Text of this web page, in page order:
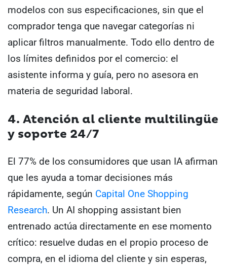
modelos con sus especificaciones, sin que el
comprador tenga que navegar categorías ni
aplicar filtros manualmente. Todo ello dentro de
los límites definidos por el comercio: el
asistente informa y guía, pero no asesora en
materia de seguridad laboral.
4. Atención al cliente multilingüe
y soporte 24/7
El 77% de los consumidores que usan IA afirman
que les ayuda a tomar decisiones más
rápidamente, según Capital One Shopping
Research. Un AI shopping assistant bien
entrenado actúa directamente en ese momento
crítico: resuelve dudas en el propio proceso de
compra, en el idioma del cliente y sin esperas,